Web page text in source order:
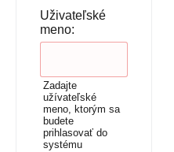
Uživateľské
meno:
Zadajte
užívateľské
meno, ktorým sa
budete
prihlasovať do
systému